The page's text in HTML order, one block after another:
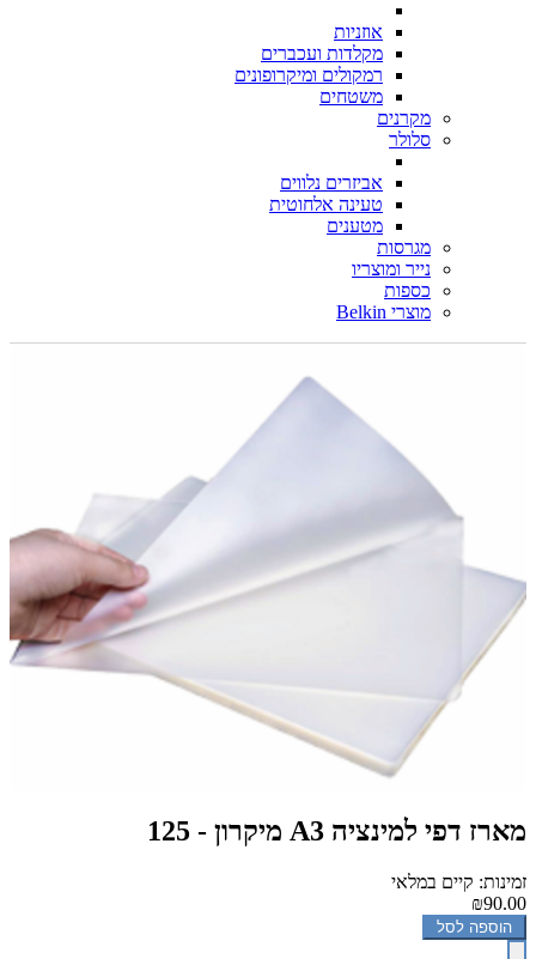
אוזניות
מקלדות ועכברים
רמקולים ומיקרופונים
משטחים
מקרנים
סלולר
אביזרים נלווים
טעינה אלחוטית
מטענים
מגרסות
נייר ומוצריו
כספות
מוצרי Belkin
מארז דפי למינציה A3 מיקרון - 125
זמינות: קיים במלאי
₪90.00
הוספה לסל